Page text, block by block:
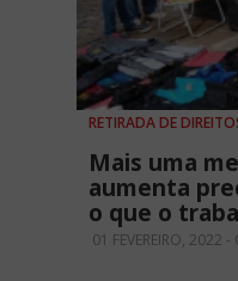
RETIRADA DE
Mais uma
aumenta
o que o
01 FEVEREIRO, 2022